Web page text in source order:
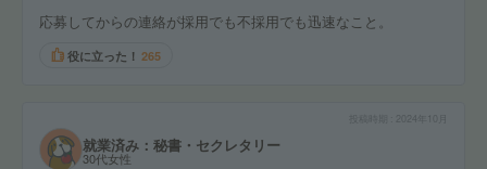
応募してからの連絡が採用でも不採用でも迅速なこと。
役に立った！ 265
2024年10月
就業済み：秘書・セクレタリー
30代女性